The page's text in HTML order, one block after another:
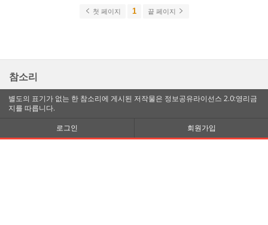
첫 페이지 1 끝 페이지
참소리
별도의 표기가 없는 한 참소리에 게시된 저작물은 정보공유라이선스 2.0:영리금
지를 따릅니다.
로그인
회원가입